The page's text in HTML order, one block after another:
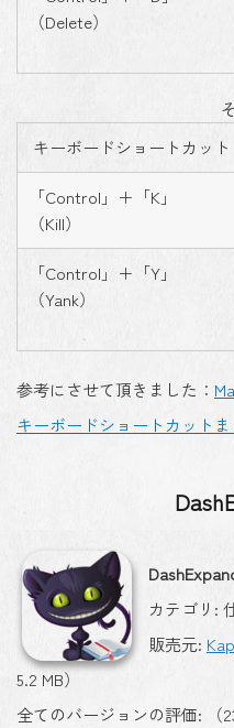
（Delete）
キーボードショートカット
「Control」＋「K」
（Kill）
「Control」＋「Y」
（Yank）
参考にさせて頂きました：
キーボードショートカット
カテゴリ:
販売元:
5.2 MB）
全てのバージョンの評価: （